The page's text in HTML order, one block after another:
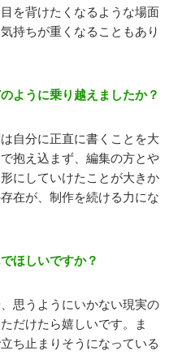
を背けたくなるような場面
持ちが重くなることもあり
ように乗り越えましたか？
自分に正直に書くことを大
抱え込まず、編集の方とや
にしていけたことが大きか
在が、制作を続ける力にな
ほしいですか？
思うようにいかない現実の
だけたら嬉しいです。ま
ち止まりそうになっている